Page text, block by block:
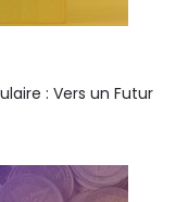
: Vers un Futur